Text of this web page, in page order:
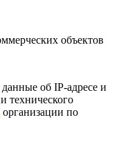
объектов
об IP-адресе и
технического
организации по